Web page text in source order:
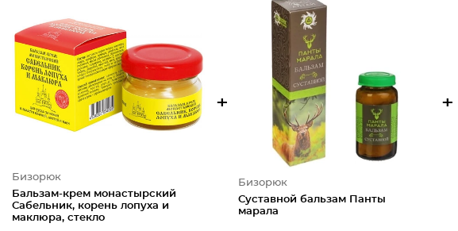
Бизорюк
Бальзам-крем монастырский
Сабельник, корень лопуха и
маклюра, стекло
+
Бизорюк
Суставной бальзам Панты
марала
+